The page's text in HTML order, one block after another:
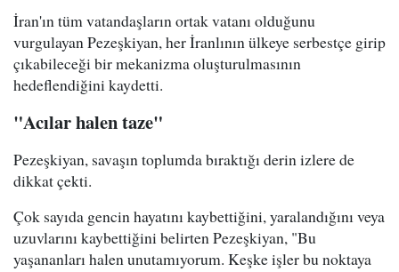
İran'ın tüm vatandaşların ortak vatanı olduğunu
vurgulayan Pezeşkiyan, her İranlının ülkeye serbestçe girip
çıkabileceği bir mekanizma oluşturulmasının
hedeflendiğini kaydetti.
"Acılar halen taze"
Pezeşkiyan, savaşın toplumda bıraktığı derin izlere de
dikkat çekti.
Çok sayıda gencin hayatını kaybettiğini, yaralandığını veya
uzuvlarını kaybettiğini belirten Pezeşkiyan, "Bu
yaşananları halen unutamıyorum. Keşke işler bu noktaya